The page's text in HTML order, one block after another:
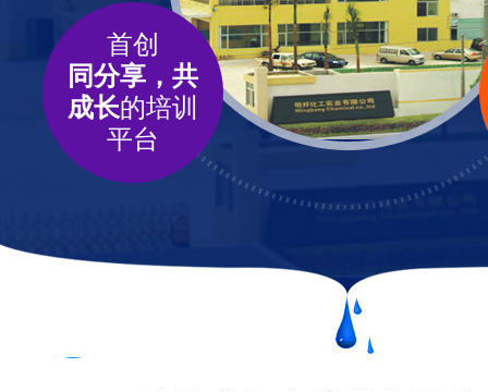
首创
同分享，共
成长的培训
平台